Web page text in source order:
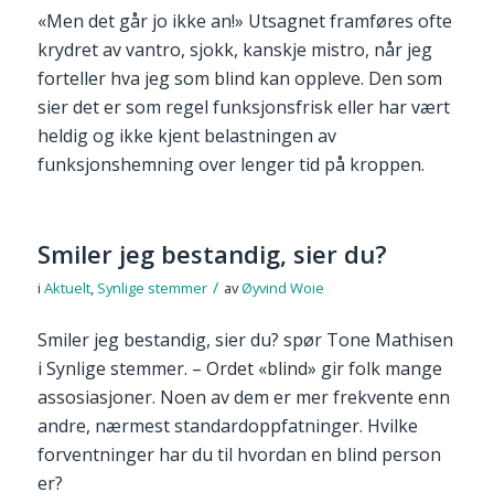
«Men det går jo ikke an!» Utsagnet framføres ofte
krydret av vantro, sjokk, kanskje mistro, når jeg
forteller hva jeg som blind kan oppleve. Den som
sier det er som regel funksjonsfrisk eller har vært
heldig og ikke kjent belastningen av
funksjonshemning over lenger tid på kroppen.
Smiler jeg bestandig, sier du?
i Aktuelt, Synlige stemmer / avØyvind Woie
Smiler jeg bestandig, sier du? spør Tone Mathisen
i Synlige stemmer. – Ordet «blind» gir folk mange
assosiasjoner. Noen av dem er mer frekvente enn
andre, nærmest standardoppfatninger. Hvilke
forventninger har du til hvordan en blind person
er?